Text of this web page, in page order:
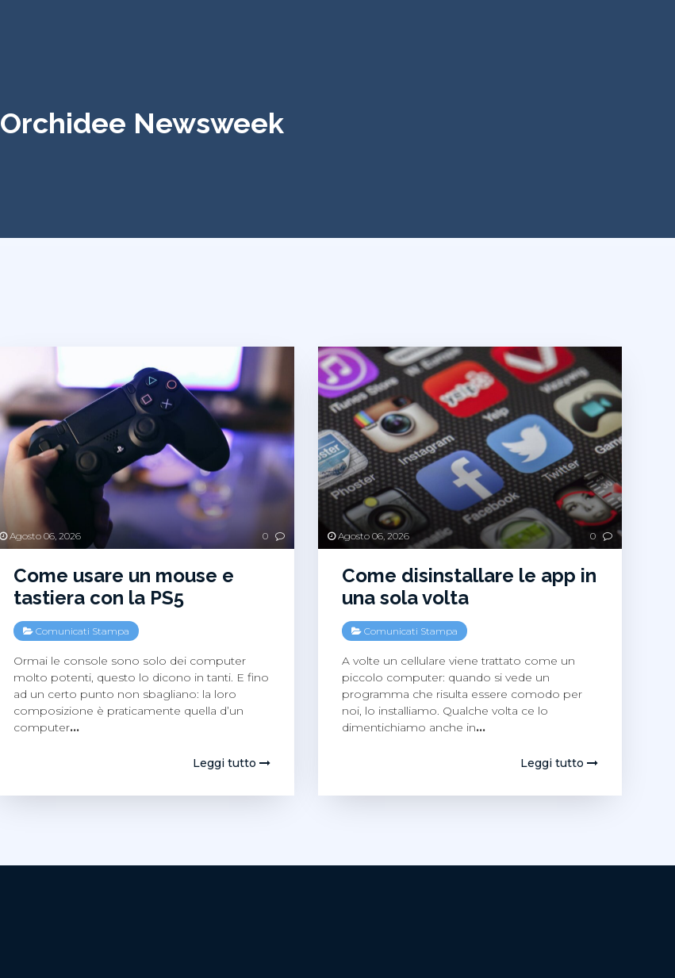
Orchidee Newsweek
Agosto 06, 2026 0
Come usare un mouse e
tastiera con la PS5
Comunicati Stampa
Ormai le console sono solo dei computer
molto potenti, questo lo dicono in tanti. E fino
ad un certo punto non sbagliano: la loro
composizione è praticamente quella d’un
computer…
Leggi tutto
Agosto 06, 2026 0
Come disinstallare le app in
una sola volta
Comunicati Stampa
A volte un cellulare viene trattato come un
piccolo computer: quando si vede un
programma che risulta essere comodo per
noi, lo installiamo. Qualche volta ce lo
dimentichiamo anche in…
Leggi tutto